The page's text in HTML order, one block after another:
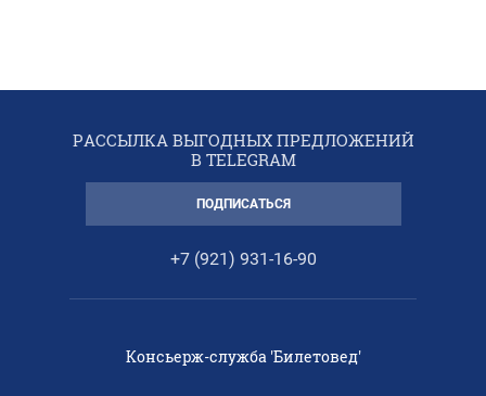
РАССЫЛКА ВЫГОДНЫХ ПРЕДЛОЖЕНИЙ
В TELEGRAM
ПОДПИСАТЬСЯ
+7 (921) 931-16-90
Консьерж-служба 'Билетовед'